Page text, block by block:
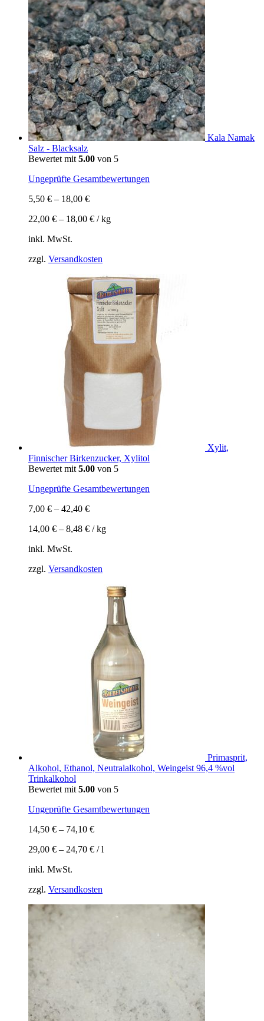
Kala Namak
Salz - Blacksalz
Bewertet mit 5.00 von 5
Ungeprüfte Gesamtbewertungen
5,50 € – 18,00 €
22,00 € – 18,00 € /kg
inkl. MwSt.
zzgl. Versandkosten
Xylit,
Finnischer Birkenzucker, Xylitol
Bewertet mit 5.00 von 5
Ungeprüfte Gesamtbewertungen
7,00 € – 42,40 €
14,00 € – 8,48 € /kg
inkl. MwSt.
zzgl. Versandkosten
Primasprit,
Alkohol, Ethanol, Neutralalkohol, Weingeist 96,4 %vol
Trinkalkohol
Bewertet mit 5.00 von 5
Ungeprüfte Gesamtbewertungen
14,50 € – 74,10 €
29,00 € – 24,70 € /l
inkl. MwSt.
zzgl. Versandkosten